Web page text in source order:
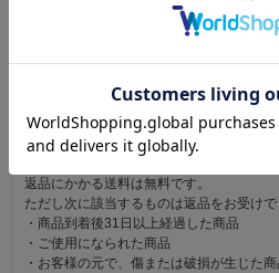
この商品を
こちらの商品も
注意事項
返品にかかる送料は無料です。
ただし次に該当するものは返品をお受けで
・商品到着後31日以上経過した商品
・ご使用になられた商品
・お客様の元で、傷または破損が生じた商